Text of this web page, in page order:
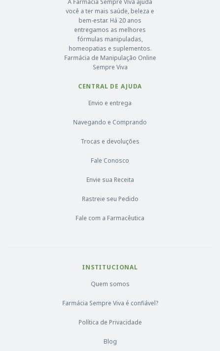
você a ter mais saúde, beleza e
bem-estar. Há 20 anos
entregamos as melhores
fórmulas manipuladas,
homeopatias e suplementos.
Farmácia de Manipulação Online
Sempre Viva
CENTRAL DE AJUDA
Envio e entrega
Navegando e Comprando
Trocas e devoluções
Fale Conosco
Envie sua Receita
Rastreie seu Pedido
Fale com a Farmacêutica
INSTITUCIONAL
Quem somos
Farmácia Sempre Viva é confiável?
Política de Privacidade
Blog